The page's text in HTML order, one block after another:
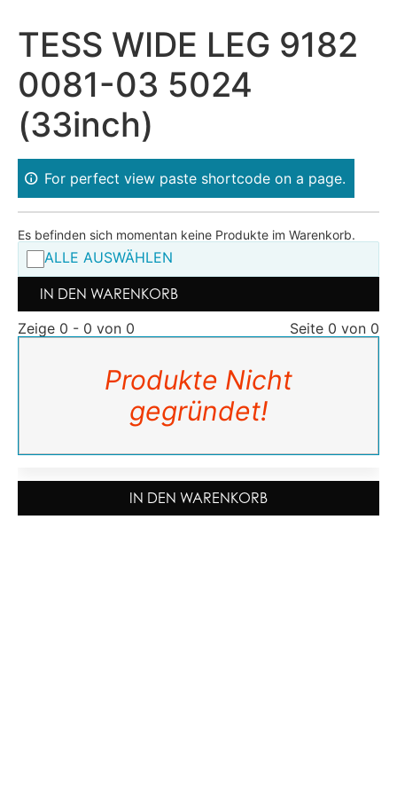
TESS WIDE LEG 9182
0081-03 5024
(33inch)
For perfect view paste shortcode on a page.
Es befinden sich momentan keine Produkte im Warenkorb.
ALLE AUSWÄHLEN
IN DEN WARENKORB
Zeige 0 - 0 von 0
Seite 0 von 0
Produkte Nicht
gegründet!
IN DEN WARENKORB